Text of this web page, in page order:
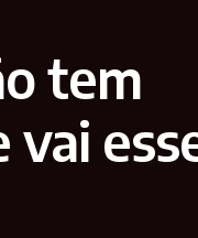
tem
vai